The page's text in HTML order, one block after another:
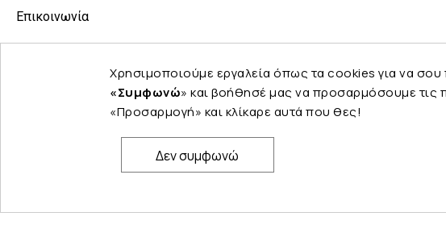
Επικοινωνία
Χρησιμοποιούμε εργαλεία όπως τα cookies για να
«Συμφωνώ» και βοήθησέ μας να προσαρμόσουμε τις
«Προσαρμογή» και κλίκαρε αυτά που θες!
Δεν συμφωνώ